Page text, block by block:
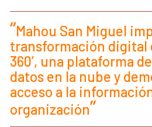
Mahou San Miguel
transformación digital
360’, una plataforma
datos en la nube y
acceso a la
organización